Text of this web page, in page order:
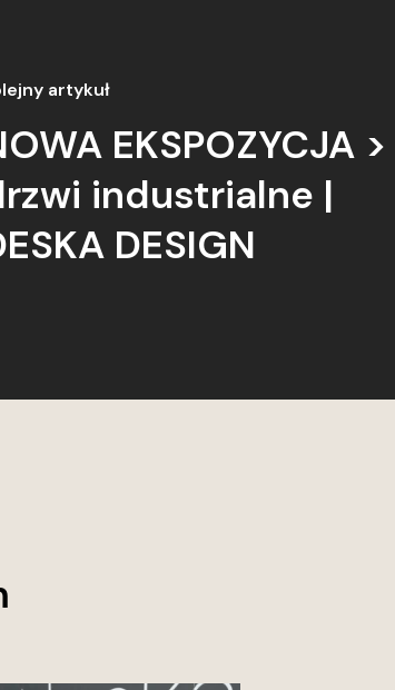
artykuł
EKSPOZYCJA >
industrialne |
DESIGN